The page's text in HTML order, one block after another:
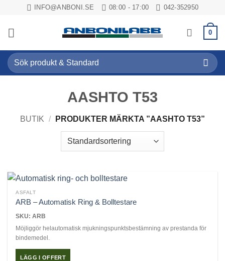
content
INFO@ANBONI.SE 08:00 - 17:00 042-352950
0
Sök
efter:
AASHTO T53
BUTIK / PRODUKTER MÄRKTA ”AASHTO T53”
ASFALT
ARB – Automatisk Ring & Bolltestare
SKU: ARB
Möjliggör helautomatisk mjukningspunktsbestämning av prestanda för
bindemedel.
LÄGG I OFFERT